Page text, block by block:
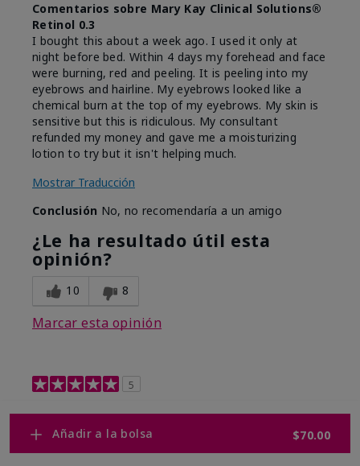
Añadir a la bolsa $70.00
Comentarios sobre Mary Kay Clinical Solutions®
Retinol 0.3
I bought this about a week ago. I used it only at
night before bed. Within 4 days my forehead and face
were burning, red and peeling. It is peeling into my
eyebrows and hairline. My eyebrows looked like a
chemical burn at the top of my eyebrows. My skin is
sensitive but this is ridiculous. My consultant
refunded my money and gave me a moisturizing
lotion to try but it isn't helping much.
Mostrar Traducción
Conclusión No, no recomendaría a un amigo
¿Le ha resultado útil esta
opinión?
10 8
Marcar esta opinión
5
Retinol 0.3
Enviado